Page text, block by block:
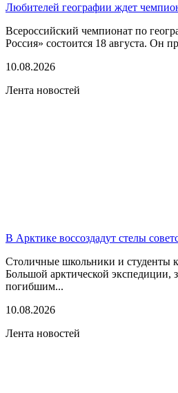
Любителей географии ждет
Всероссийский чемпионат по
Россия» состоится 18 августа. Он
10.08.2026
Лента новостей
В Арктике воссоздадут стелы
Столичные школьники и студенты
Большой арктической экспедиции,
погибшим...
10.08.2026
Лента новостей